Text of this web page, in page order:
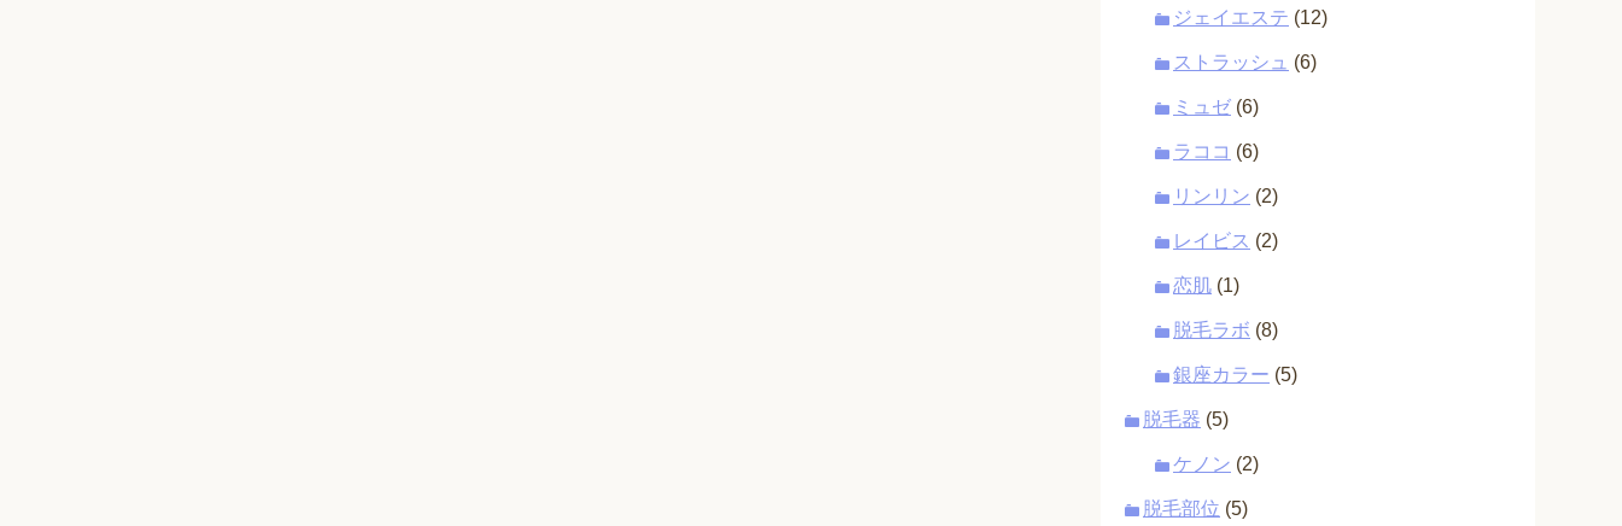
ジェイエステ (12)
ストラッシュ (6)
ミュゼ (6)
ラココ (6)
リンリン (2)
レイビス (2)
恋肌 (1)
脱毛ラボ (8)
銀座カラー (5)
脱毛器 (5)
ケノン (2)
脱毛部位 (5)